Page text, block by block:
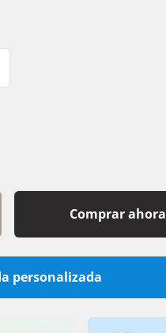
Comprar ahora
personalizada